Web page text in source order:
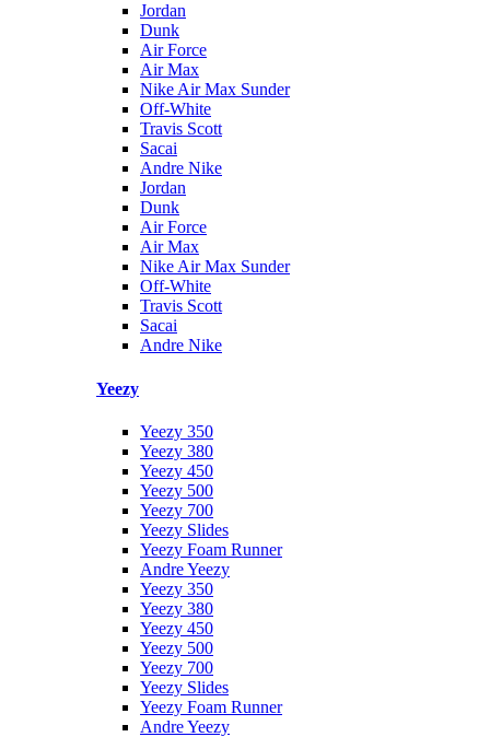
Jordan
Dunk
Air Force
Air Max
Nike Air Max Sunder
Off-White
Travis Scott
Sacai
Andre Nike
Jordan
Dunk
Air Force
Air Max
Nike Air Max Sunder
Off-White
Travis Scott
Sacai
Andre Nike
Yeezy
Yeezy 350
Yeezy 380
Yeezy 450
Yeezy 500
Yeezy 700
Yeezy Slides
Yeezy Foam Runner
Andre Yeezy
Yeezy 350
Yeezy 380
Yeezy 450
Yeezy 500
Yeezy 700
Yeezy Slides
Yeezy Foam Runner
Andre Yeezy